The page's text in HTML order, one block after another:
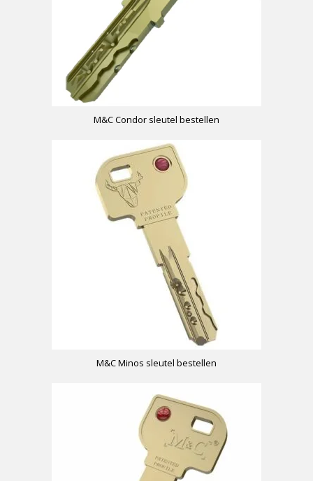
M&C Condor sleutel bestellen
M&C Minos sleutel bestellen